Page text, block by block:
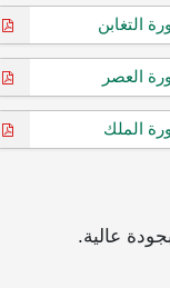
التغابن
العصر
الملك
عالية.